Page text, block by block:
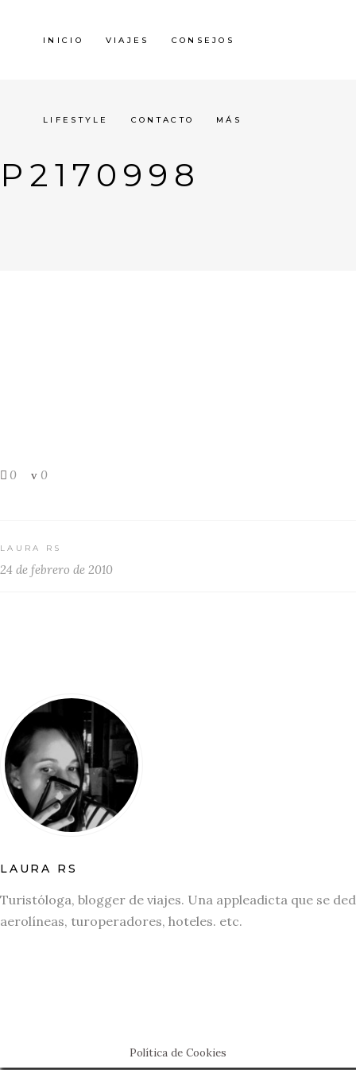
INICIO VIAJES CONSEJOS
LIFESTYLE CONTACTO MÁS
P2170998
0 0
LAURA RS
24 de febrero de 2010
LAURA RS
Turistóloga, blogger de viajes. Una appleadicta que se
aerolíneas, turoperadores, hoteles. etc.
Política de Cookies